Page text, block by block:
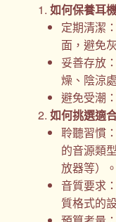
如何保養耳
定期清潔
面，避免
妥善存放
燥、陰涼
避免受潮
如何挑選適
聆聽習慣
的音源類
放器等）。
音質要求
質格式的